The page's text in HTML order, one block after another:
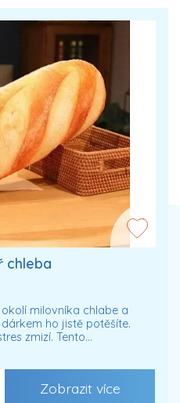
chleba
milovníka chlabe a
ho jistě potěšíte.
zmizí. Tento…
Zobrazit více